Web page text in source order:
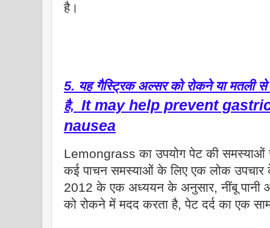
है।
5. यह गैस्ट्रिक अल्सर को रोकने या मतली
है, It may help prevent
nausea
Lemongrass का उपयोग पेट की
कई पाचन समस्याओं के लिए एक लोक उपचार
2012 के एक अध्ययन के अनुसार, नींबू
को रोकने में मदद करता है, पेट दर्द का एक